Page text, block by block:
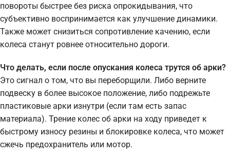
повороты быстрее без риска опрокидывания, что
субъективно воспринимается как улучшение динамики.
Также может снизиться сопротивление качению, если
колеса станут ровнее относительно дороги.
Что делать, если после опускания колеса трутся об арки?
Это сигнал о том, что вы переборщили. Либо верните
подвеску в более высокое положение, либо подрежьте
пластиковые арки изнутри (если там есть запас
материала). Трение колес об арки на ходу приведет к
быстрому износу резины и блокировке колеса, что может
сжечь предохранитель или мотор.